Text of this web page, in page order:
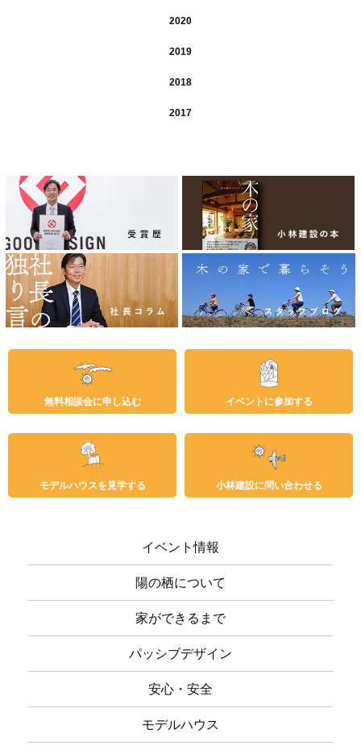
2020
2019
2018
2017
無料相談会に申し込む イベントに参加する
モデルハウスを見学する 小林建設に問い合わせる
イベント情報
陽の栖について
家ができるまで
パッシブデザイン
安心・安全
モデルハウス